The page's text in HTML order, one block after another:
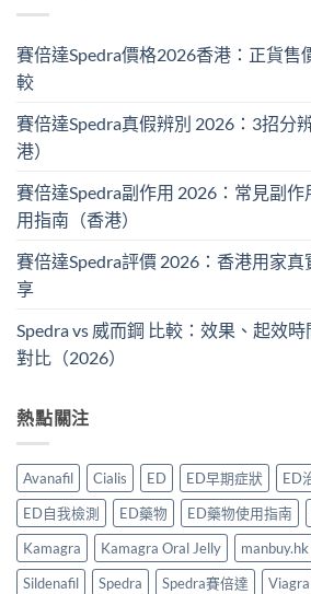
賽倍達Spedra價格2026香港：正貨售
較
賽倍達Spedra真假辨別 2026：3招分
港）
賽倍達Spedra副作用 2026：常見副
用指南（香港）
賽倍達Spedra評價 2026：香港用家
享
Spedra vs 威而鋼 比較：效果、起效
對比（2026）
熱點關注
Avanafil Cialis ED ED早期症狀 ED
ED自我檢測
ED藥物 ED藥物使用指南
Kamagra
Kamagra Oral Jelly manbuy.hk
Sildenafil
Spedra Spedra賽倍達 Viagra